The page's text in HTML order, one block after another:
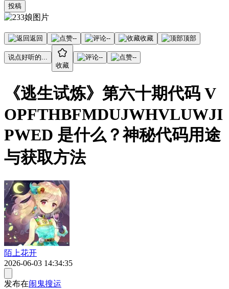
投稿
返回 -- -- 收藏 顶部
说点好听的...
收藏
-- --
《逃生试炼》第六十期代码 V
OPFTHBFMDUJWHVLUWJI
PWED 是什么？神秘代码用途
与获取方法
陌上花开
2026-06-03 14:34:35
发布在闹鬼搜运